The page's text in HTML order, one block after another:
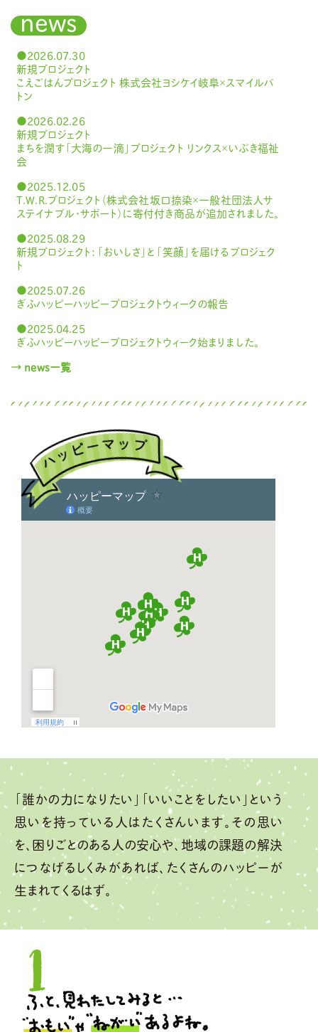
news
●2026.07.30
新規プロジェクト
こえごはんプロジェクト 株式会社ヨシケイ岐阜×スマイルバ
トン
●2026.02.26
新規プロジェクト
まちを潤す「大海の一滴」プロジェクト リンクス×いぶき福祉
会
●2025.12.05
T.W.R.プロジェクト（株式会社坂口捺染×一般社団法人サ
ステイナブル・サポート）に寄付付き商品が追加されました。
●2025.08.29
新規プロジェクト：「おいしさ」と「笑顔」を届けるプロジェク
ト
●2025.07.26
ぎふハッピーハッピープロジェクトウィークの報告
●2025.04.25
ぎふハッピーハッピープロジェクトウィーク始まりました。
→ news一覧
「誰かの力になりたい」「いいことをしたい」という
思いを持っている人はたくさんいます。その思い
を、困りごとのある人の安心や、地域の課題の解決
につなげるしくみがあれば、たくさんのハッピーが
生まれてくるはず。